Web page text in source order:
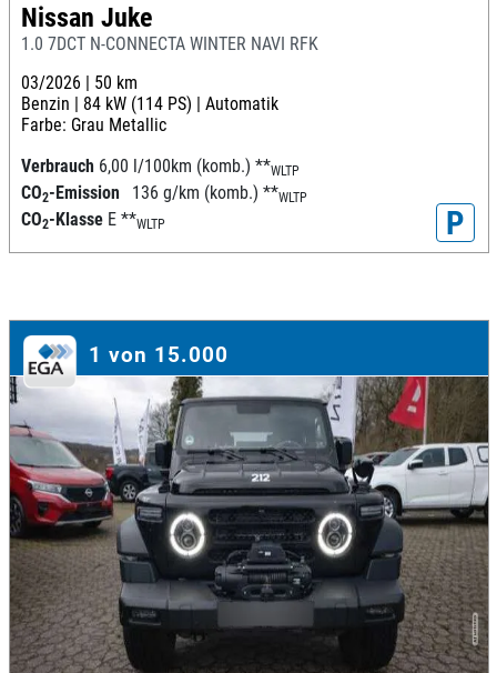
Nissan Juke
1.0 7DCT N-CONNECTA WINTER NAVI RFK
03/2026 | 50 km
Benzin | 84 kW (114 PS) | Automatik
Farbe: Grau Metallic
Verbrauch 6,00 l/100km (komb.) **WLTP
CO2-Emission 136 g/km (komb.) **WLTP
CO2-Klasse E **WLTP P
1 von 15.000